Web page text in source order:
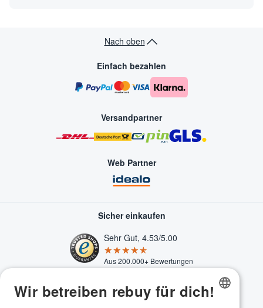
Nach oben
Einfach bezahlen
Versandpartner
Web Partner
Sicher einkaufen
Sehr Gut, 4.53/5.00
★★★★★
☆☆☆☆☆
Aus 200.000+ Bewertungen
Wir betreiben rebuy für dich!